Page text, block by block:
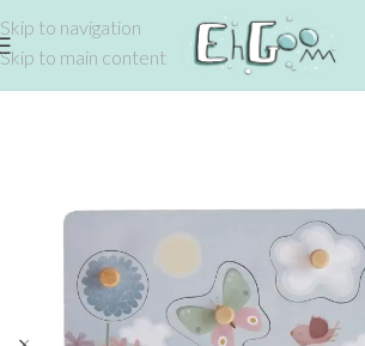
Skip to navigation
Skip to main content